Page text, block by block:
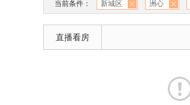
当前条件： 新城区 洲心
直播看房